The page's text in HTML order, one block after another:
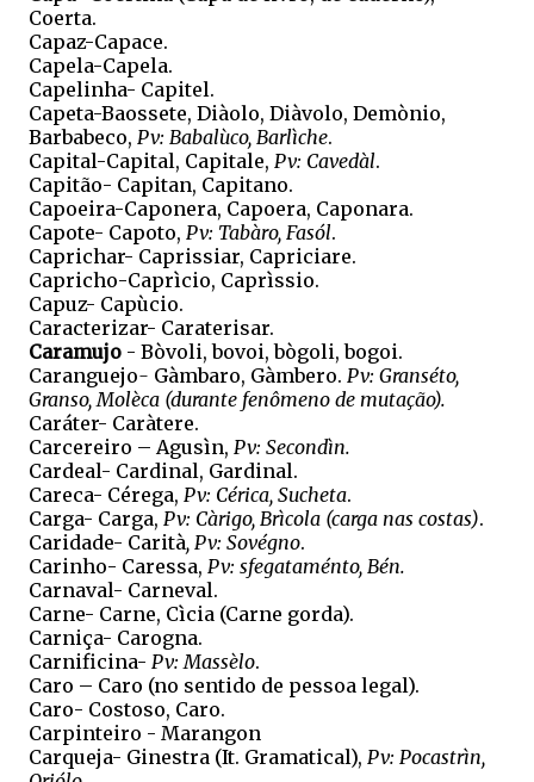
Coerta.
Capaz-Capace.
Capela-Capela.
Capelinha- Capitel.
Capeta-Baossete, Diàolo, Diàvolo, Demònio,
Barbabeco, Pv: Babalùco, Barlìche.
Capital-Capital, Capitale, Pv: Cavedàl.
Capitão- Capitan, Capitano.
Capoeira-Caponera, Capoera, Caponara.
Capote- Capoto, Pv: Tabàro, Fasól.
Caprichar- Caprissiar, Capriciare.
Capricho-Caprìcio, Caprìssio.
Capuz- Capùcio.
Caracterizar- Caraterisar.
Caramujo - Bòvoli, bovoi, bògoli, bogoi.
Caranguejo- Gàmbaro, Gàmbero. Pv: Granséto,
Granso, Molèca (durante fenômeno de mutação).
Caráter- Caràtere.
Carcereiro – Agusìn, Pv: Secondìn.
Cardeal- Cardinal, Gardinal.
Careca- Cérega, Pv: Cérica, Sucheta.
Carga- Carga, Pv: Càrigo, Brìcola (carga nas costas).
Caridade- Carità, Pv: Sovégno.
Carinho- Caressa, Pv: sfegataménto, Bén.
Carnaval- Carneval.
Carne- Carne, Cìcia (Carne gorda).
Carniça- Carogna.
Carnificina- Pv: Massèlo.
Caro – Caro (no sentido de pessoa legal).
Caro- Costoso, Caro.
Carpinteiro - Marangon
Carqueja- Ginestra (It. Gramatical), Pv: Pocastrìn,